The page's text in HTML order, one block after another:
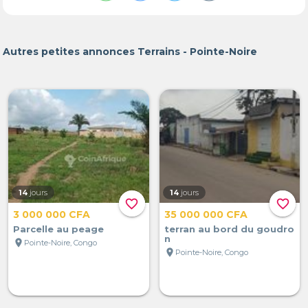
Autres petites annonces Terrains - Pointe-Noire
favorite_border
14 jours
3 000 000 CFA
Parcelle au peage
location_on Pointe-Noire, Congo
favorite_border
14 jours
35 000 000 CFA
terran au bord du goudro
n
location_on Pointe-Noire, Congo